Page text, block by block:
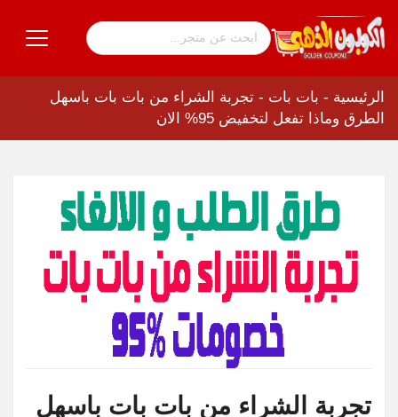
الرئيسية - بات بات - تجربة الشراء من بات بات باسهل
الطرق وماذا تفعل لتخفيض 95% الان
تجربة الشراء من بات بات باسهل